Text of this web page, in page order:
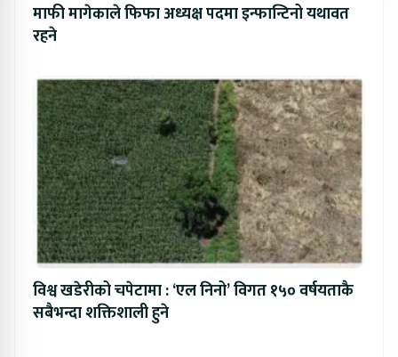
माफी मागेकाले फिफा अध्यक्ष पदमा इन्फान्टिनो यथावत
रहने
विश्व खडेरीको चपेटामा : ‘एल निनो’ विगत १५० वर्षयताकै
सबैभन्दा शक्तिशाली हुने